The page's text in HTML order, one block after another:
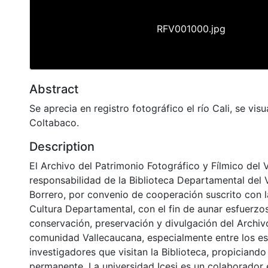
RFV001000.jpg
Abstract
Se aprecia en registro fotográfico el río Cali, se
Coltabaco.
Description
El Archivo del Patrimonio Fotográfico y Fílmico del
responsabilidad de la Biblioteca Departamental del
Borrero, por convenio de cooperación suscrito con
Cultura Departamental, con el fin de aunar
conservación, preservación y divulgación del
comunidad Vallecaucana, especialmente entre los
investigadores que visitan la Biblioteca,